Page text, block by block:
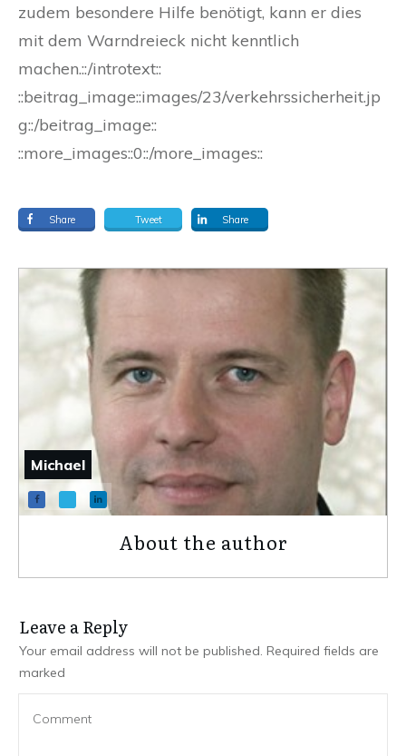
zudem besondere Hilfe benötigt, kann er dies
mit dem Warndreieck nicht kenntlich
machen.::/introtext::
::beitrag_image::images/23/verkehrssicherheit.jp
g::/beitrag_image::
::more_images::0::/more_images::
Share Tweet Share
Michael
About the author
Leave a Repl​​​​​y
Your email address will not be published. Required fields are
marked